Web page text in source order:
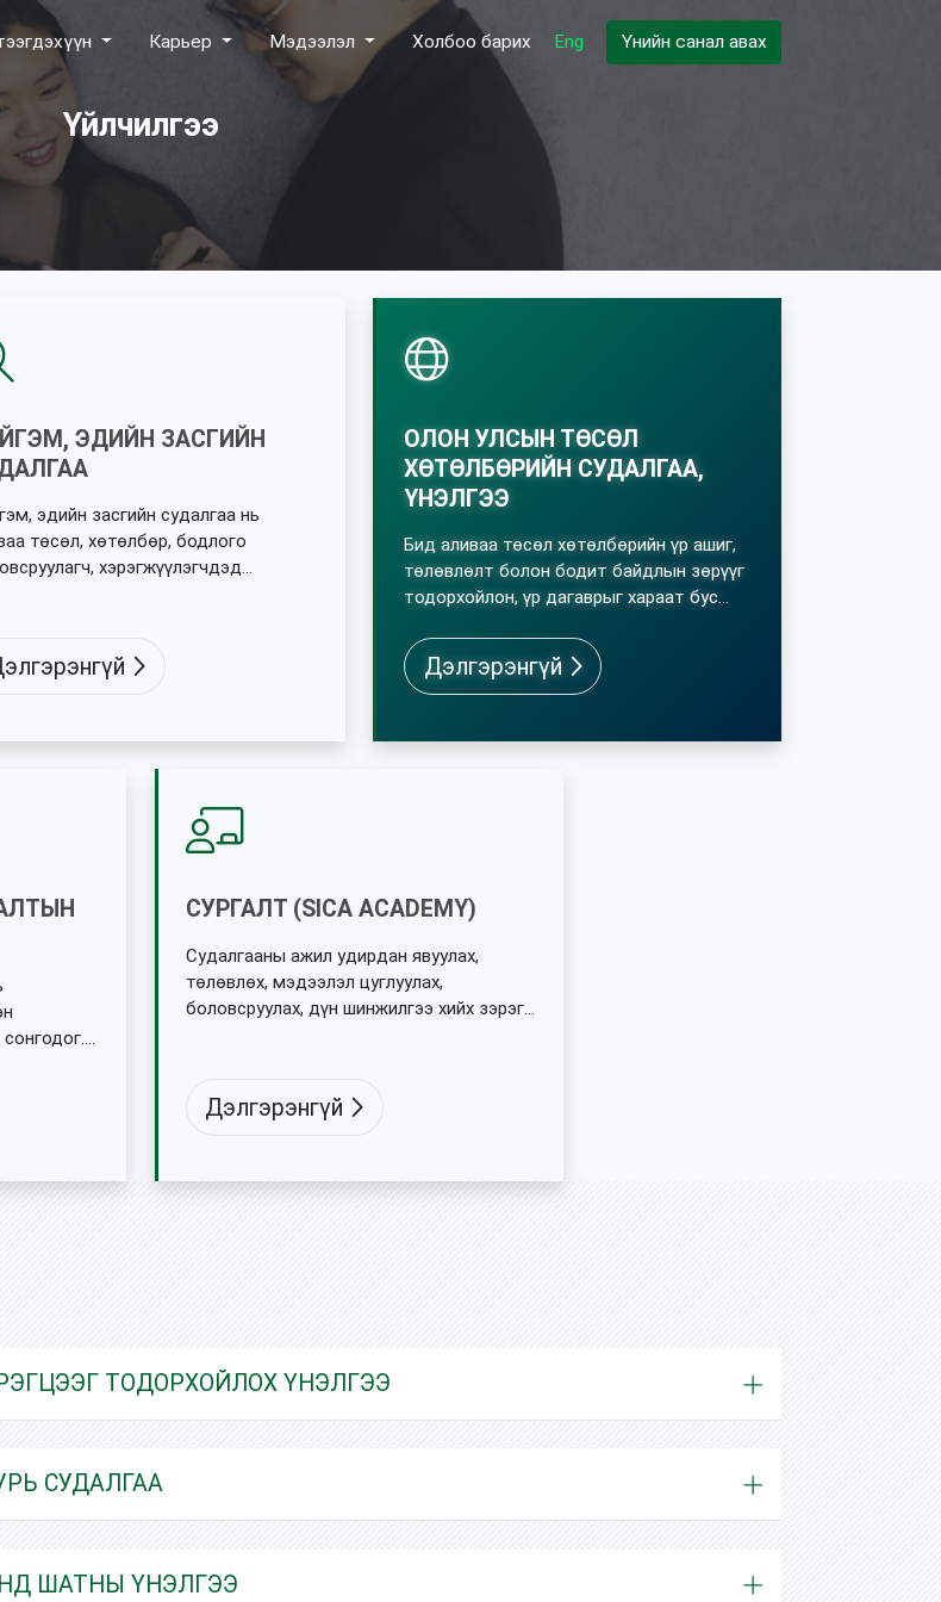
Карьер Мэдээлэл Холбоо барих Eng Үнийн санал авах
Үйлчилгээ
ЭДИЙН ЗАСГИЙН
эдийн засгийн судалгаа нь
төсөл, хөтөлбөр, бодлого
хэрэгжүүлэгчдэд
арга, аргачлалыг ашиглан өргөн
хийж гүйцэтгэдэг.
ОЛОН УЛСЫН ТӨСӨЛ
ХӨТӨЛБӨРИЙН СУДАЛГАА,
ҮНЭЛГЭЭ
Бид аливаа төсөл хөтөлбөрийн үр ашиг,
төлөвлөлт болон бодит байдлын зөрүүг
тодорхойлон, үр дагаврыг хараат бус
нийцүүлэн үнэлдэг.
Дэлгэрэнгүй
СУРГАЛТ (SICA ACADEMY)
Судалгааны ажил удирдан явуулах,
төлөвлөх, мэдээлэл цуглуулах,
боловсруулах, дүн шинжилгээ хийх зэрэг
ХОЛБОГДОЛ Байгууллагадаа болон өөрт
хэрэгцээт судалгааг төлөвлөж, бие даан
судалгаа, шинжилгээ хийхэд зайлшгүй
эзэмшинэ. Мөн үүний зэрэгцээ
СЭДЭВ Судалгааны ерөнхий арга зүйн
“СУДЛААЧ” багц сургалт Та хэрэглэгчээ
хөтөлбөрийг бүхлээр нь болон зарим
Борлуулалт, маркетингийн менежерүүд,
Дэлгэрэнгүй
ТОДОРХОЙЛОХ ҮНЭЛГЭЭ
СУДАЛГАА
ШАТНЫ ҮНЭЛГЭЭ